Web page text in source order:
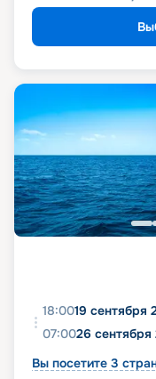
18:0019 сентября
07:0026 сентября
Вы посетите 3